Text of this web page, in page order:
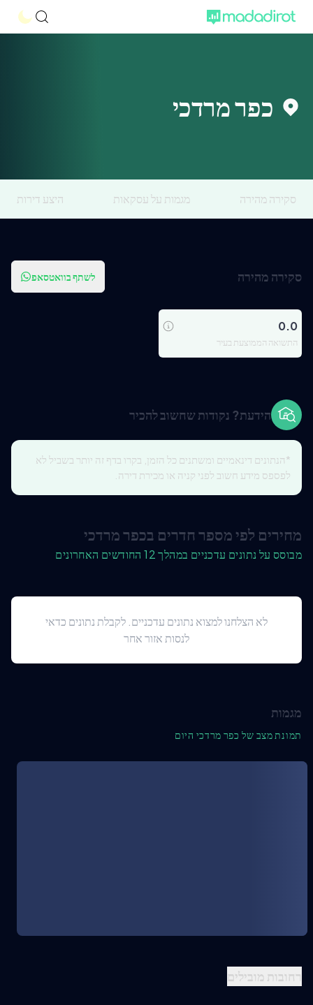
כפר מרדכי
סקירה מהירה מגמות על עסקאות היצע דירות
סקירה מהירה לשתף בוואטסאפ
0.0
התשואה הממוצעת בעיר
הידעת? נקודות שחשוב להכיר
*הנתונים דינאמיים ומשתנים כל הזמן, בקרו בדף זה יותר בשביל לא
לפספס מידע חשוב לפני קניה או מכירת דירה.
מחירים לפי מספר חדרים בכפר מרדכי
מבוסס על נתונים עדכניים במהלך 12 החודשים האחרונים
לא הצלחנו למצוא נתונים עדכניים. לקבלת נתונים כדאי
לנסות אזור אחר
מגמות
תמונת מצב של כפר מרדכי היום
רחובות מובילים